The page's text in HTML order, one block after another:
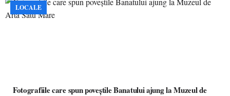
LOCALE
Fotografiile care spun poveștile Banatului ajung la Muzeul de